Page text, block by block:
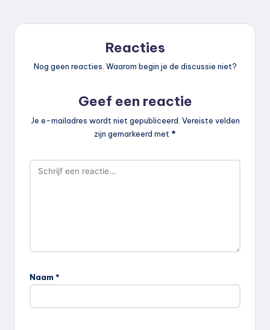
Reacties
Nog geen reacties. Waarom begin je de discussie niet?
Geef een reactie
Je e-mailadres wordt niet gepubliceerd. Vereiste velden
zijn gemarkeerd met *
Naam *